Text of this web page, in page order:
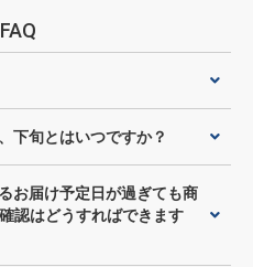
下旬とはいつですか？
お届け予定日が過ぎても商
認はどうすればできます